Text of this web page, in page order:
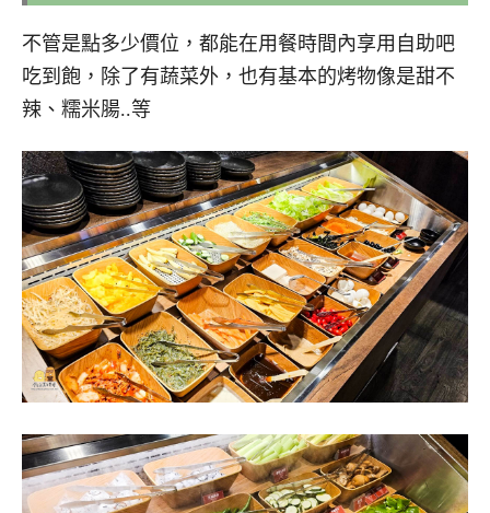
不管是點多少價位，都能在用餐時間內享用自助吧
吃到飽，除了有蔬菜外，也有基本的烤物像是甜不
辣、糯米腸..等